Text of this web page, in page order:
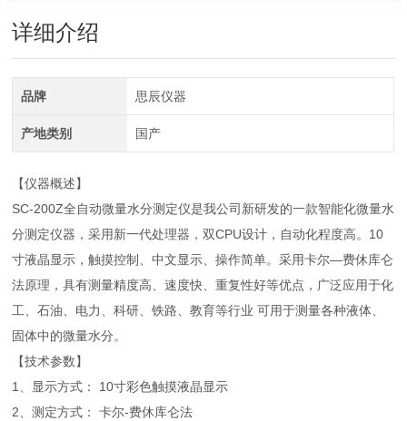
详细介绍
品牌 思辰仪器
产地类别 国产
【仪器概述】
SC-200Z全自动微量水分测定仪是我公司新研发的一款智能化微量水
分测定仪器，采用新一代处理器，双CPU设计，自动化程度高。10
寸液晶显示，触摸控制、中文显示、操作简单。采用卡尔—费休库仑
法原理，具有测量精度高、速度快、重复性好等优点，广泛应用于化
工、石油、电力、科研、铁路、教育等行业 可用于测量各种液体、
固体中的微量水分。
【技术参数】
1、显示方式： 10寸彩色触摸液晶显示
2、测定方式： 卡尔-费休库仑法